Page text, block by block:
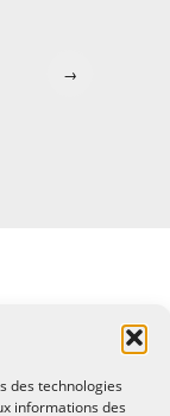
des technologies
informations des
→